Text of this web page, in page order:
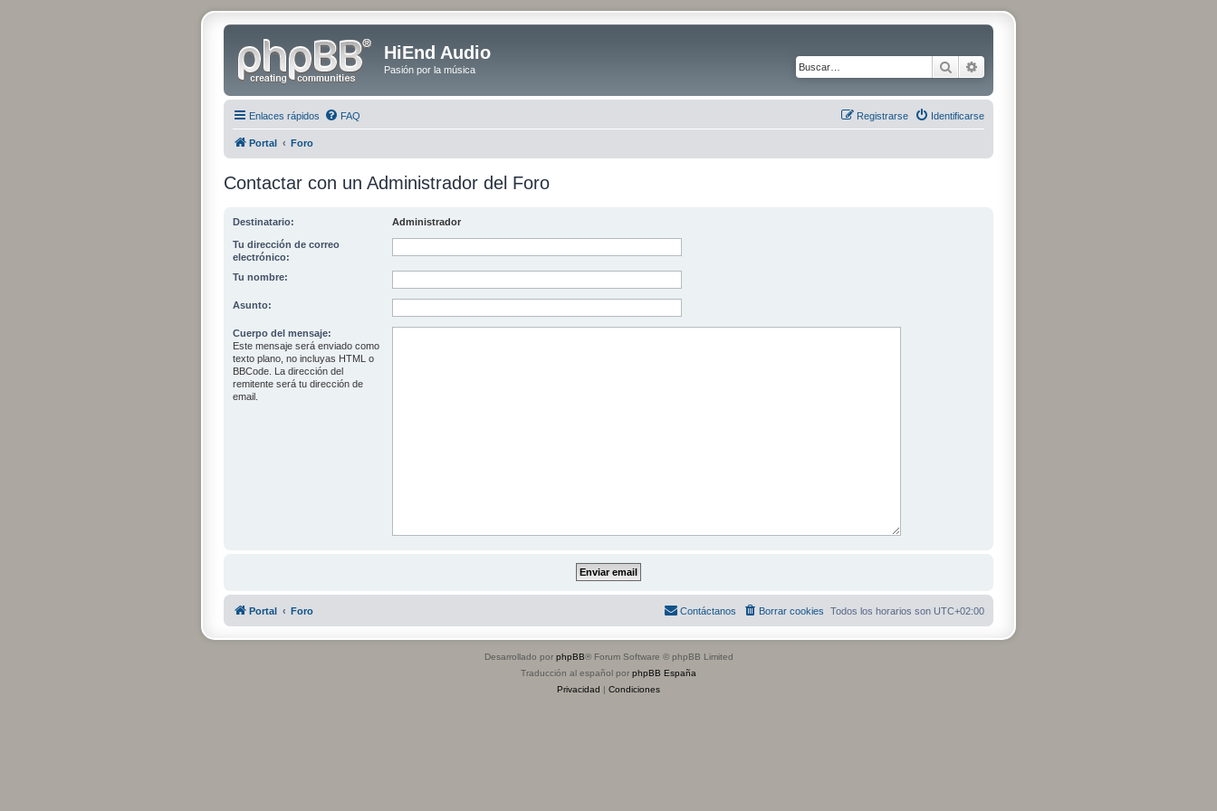
HiEnd Audio
Pasión por la música Buscar
Enlaces rápidos FAQ Identificarse
Registrarse
Portal Foro
Contactar con un Administrador del Foro
Destinatario: Administrador
Tu dirección de correo
electrónico:
Tu nombre:
Asunto:
Cuerpo del mensaje:
Este mensaje será enviado como
texto plano, no incluyas HTML o
BBCode. La dirección del
remitente será tu dirección de
email.
Portal Foro Todos los horarios son UTC+02:00
Borrar cookies
Contáctanos
Desarrollado por phpBB® Forum Software © phpBB Limited
Traducción al español por phpBB España
Privacidad | Condiciones